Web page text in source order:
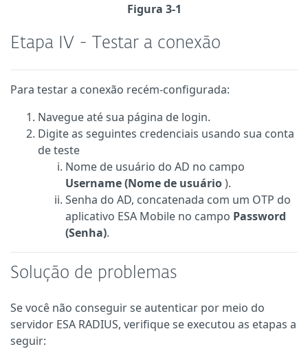
Figura 3-1
Etapa IV - Testar a conexão
Para testar a conexão recém-configurada:
Navegue até sua página de login.
Digite as seguintes credenciais usando sua conta
de teste
Nome de usuário do AD no campo
Username (Nome de usuário).
Senha do AD, concatenada com um OTP do
aplicativo ESA Mobile no campo Password
(Senha).
Solução de problemas
Se você não conseguir se autenticar por meio do
servidor ESA RADIUS, verifique se executou as etapas a
seguir: